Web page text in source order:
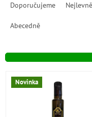
p
Doporučujeme
Abecedně
Novinka